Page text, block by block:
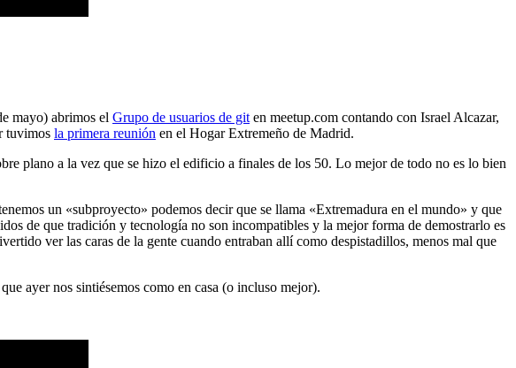
mayo) abrimos el Grupo de usuarios de git en meetup.com contando con Israel Alcazar,
tuvimos la primera reunión en el Hogar Extremeño de Madrid.
plano a la vez que se hizo el edificio a finales de los 50. Lo mejor de todo no es lo bien
un «subproyecto» podemos decir que se llama «Extremadura en el mundo» y que
de que tradición y tecnología no son incompatibles y la mejor forma de demostrarlo es
ver las caras de la gente cuando entraban allí como despistadillos, menos mal que
ayer nos sintiésemos como en casa (o incluso mejor).